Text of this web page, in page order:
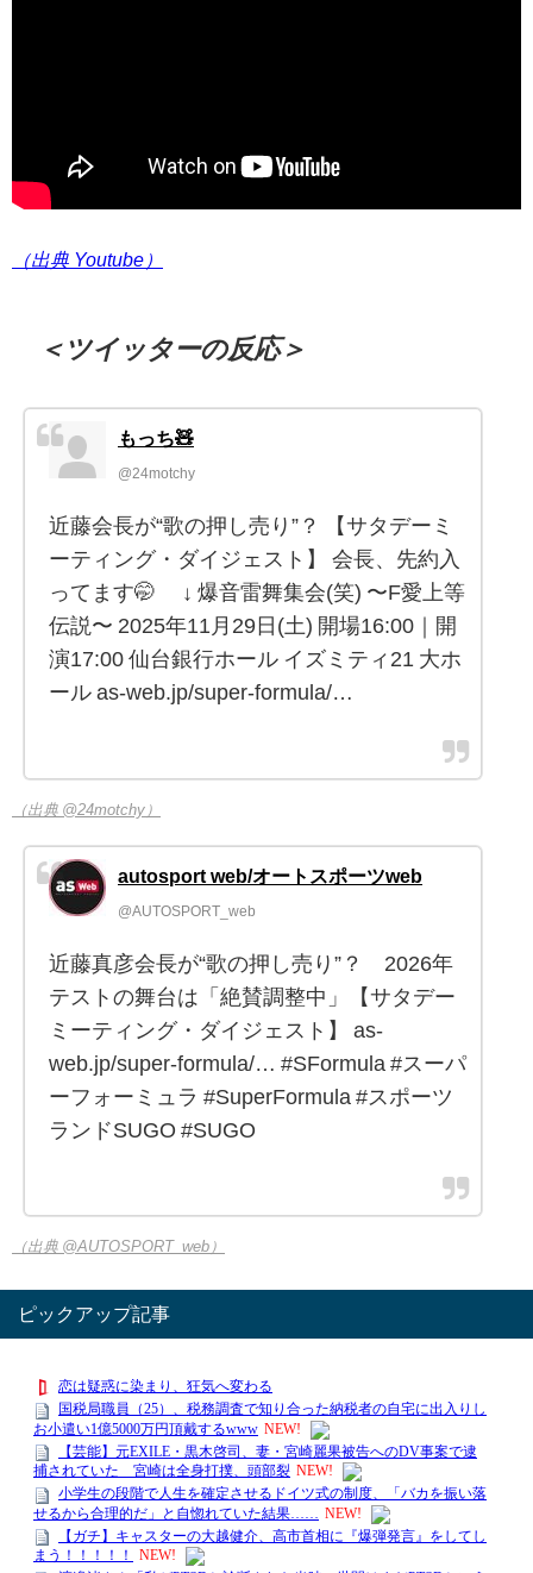
（出典 Youtube）
＜ツイッターの反応＞
もっち🧸
@24motchy
近藤会長が“歌の押し売り”？ 【サタデーミ
ーティング・ダイジェスト】 会長、先約入
ってます🤭 ↓ 爆音雷舞集会(笑) 〜F愛上等
伝説〜 2025年11月29日(土) 開場16:00｜開
演17:00 仙台銀行ホール イズミティ21 大ホ
ール as-web.jp/super-formula/…
（出典 @24motchy）
autosport web/オートスポーツweb
@AUTOSPORT_web
近藤真彦会長が“歌の押し売り”？ 2026年
テストの舞台は「絶賛調整中」【サタデー
ミーティング・ダイジェスト】 as-
web.jp/super-formula/… #SFormula #スーパ
ーフォーミュラ #SuperFormula #スポーツ
ランドSUGO #SUGO
（出典 @AUTOSPORT_web）
ピックアップ記事